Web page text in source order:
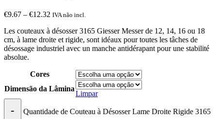
€9.67 – €12.32 IVA não incl.
Les couteaux à désosser 3165 Giesser Messer de 12, 14, 16 ou 18
cm, à lame droite et rigide, sont idéaux pour toutes les tâches de
désossage industriel avec un manche antidérapant pour une stabilité
absolue.
Cores
Dimensão da Lâmina
Limpar
Quantidade de Couteau à Désosser Lame Droite Rigide 3165